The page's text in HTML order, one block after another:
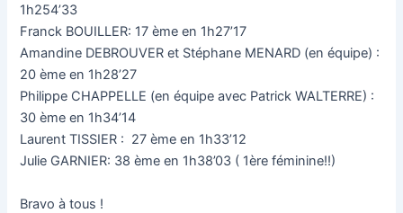
1h254’33
Franck BOUILLER: 17 ème en 1h27’17
Amandine DEBROUVER et Stéphane MENARD (en équipe) :
20 ème en 1h28’27
Philippe CHAPPELLE (en équipe avec Patrick WALTERRE) :
30 ème en 1h34’14
Laurent TISSIER : 27 ème en 1h33’12
Julie GARNIER: 38 ème en 1h38’03 ( 1ère féminine!!)
Bravo à tous !